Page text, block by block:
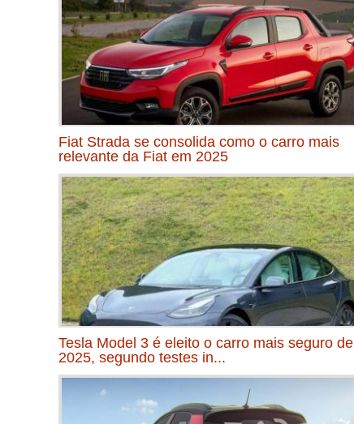
Fiat Strada se consolida como o carro mais
relevante da Fiat em 2025
Tesla Model 3 é eleito o carro mais seguro de
2025, segundo testes in...